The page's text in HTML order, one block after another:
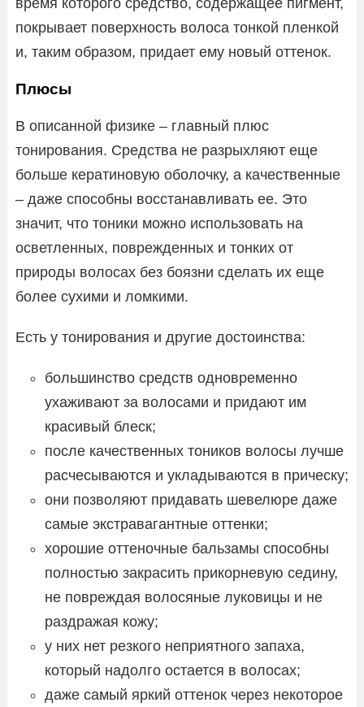
покрывает поверхность волоса тонкой пленкой
и, таким образом, придает ему новый оттенок.
Плюсы
В описанной физике – главный плюс
тонирования. Средства не разрыхляют еще
больше кератиновую оболочку, а качественные
– даже способны восстанавливать ее. Это
значит, что тоники можно использовать на
осветленных, поврежденных и тонких от
природы волосах без боязни сделать их еще
более сухими и ломкими.
Есть у тонирования и другие достоинства:
большинство средств одновременно
ухаживают за волосами и придают им
красивый блеск;
после качественных тоников волосы лучше
расчесываются и укладываются в прическу;
они позволяют придавать шевелюре даже
самые экстравагантные оттенки;
хорошие оттеночные бальзамы способны
полностью закрасить прикорневую седину,
не повреждая волосяные луковицы и не
раздражая кожу;
у них нет резкого неприятного запаха,
который надолго остается в волосах;
даже самый яркий оттенок через некоторое